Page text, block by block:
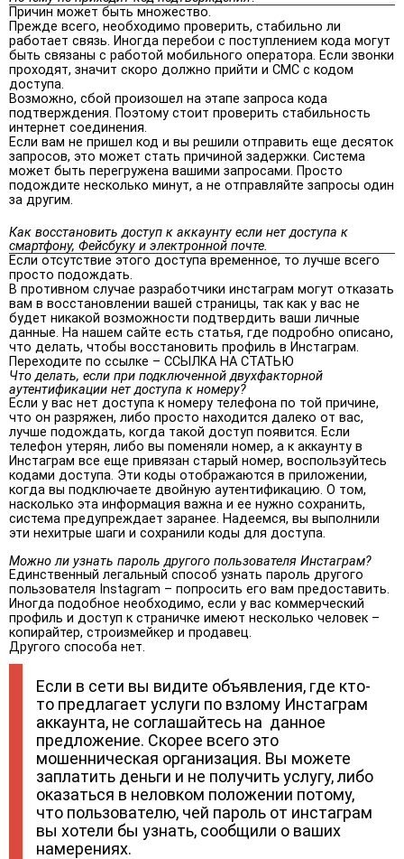
Причин может быть множество.
Прежде всего, необходимо проверить, стабильно ли
работает связь. Иногда перебои с поступлением кода могут
быть связаны с работой мобильного оператора. Если звонки
проходят, значит скоро должно прийти и СМС с кодом
доступа.
Возможно, сбой произошел на этапе запроса кода
подтверждения. Поэтому стоит проверить стабильность
интернет соединения.
Если вам не пришел код и вы решили отправить еще десяток
запросов, это может стать причиной задержки. Система
может быть перегружена вашими запросами. Просто
подождите несколько минут, а не отправляйте запросы один
за другим.
Как восстановить доступ к аккаунту если нет доступа к
смартфону, Фейсбуку и электронной почте.
Если отсутствие этого доступа временное, то лучше всего
просто подождать.
В противном случае разработчики инстаграм могут отказать
вам в восстановлении вашей страницы, так как у вас не
будет никакой возможности подтвердить ваши личные
данные. На нашем сайте есть статья, где подробно описано,
что делать, чтобы восстановить профиль в Инстаграм.
Переходите по ссылке – ССЫЛКА НА СТАТЬЮ
Что делать, если при подключенной двухфакторной
аутентификации нет доступа к номеру?
Если у вас нет доступа к номеру телефона по той причине,
что он разряжен, либо просто находится далеко от вас,
лучше подождать, когда такой доступ появится. Если
телефон утерян, либо вы поменяли номер, а к аккаунту в
Инстаграм все еще привязан старый номер, воспользуйтесь
кодами доступа. Эти коды отображаются в приложении,
когда вы подключаете двойную аутентификацию. О том,
насколько эта информация важна и ее нужно сохранить,
система предупреждает заранее. Надеемся, вы выполнили
эти нехитрые шаги и сохранили коды для доступа.
Можно ли узнать пароль другого пользователя Инстаграм?
Единственный легальный способ узнать пароль другого
пользователя Instagram – попросить его вам предоставить.
Иногда подобное необходимо, если у вас коммерческий
профиль и доступ к страничке имеют несколько человек –
копирайтер, строизмейкер и продавец.
Другого способа нет.
Если в сети вы видите объявления, где кто-
то предлагает услуги по взлому Инстаграм
аккаунта, не соглашайтесь на данное
предложение. Скорее всего это
мошенническая организация. Вы можете
заплатить деньги и не получить услугу, либо
оказаться в неловком положении потому,
что пользователю, чей пароль от инстаграм
вы хотели бы узнать, сообщили о ваших
намерениях.